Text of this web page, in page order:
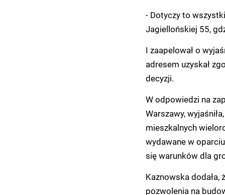
- Dotyczy to
Jagiellońskiej 55,
I zaapelował o
adresem uzyskał
decyzji.
W odpowiedzi na
Warszawy,
mieszkalnych
wydawane w
się warunków dla
Kaznowska dodała,
pozwolenia na